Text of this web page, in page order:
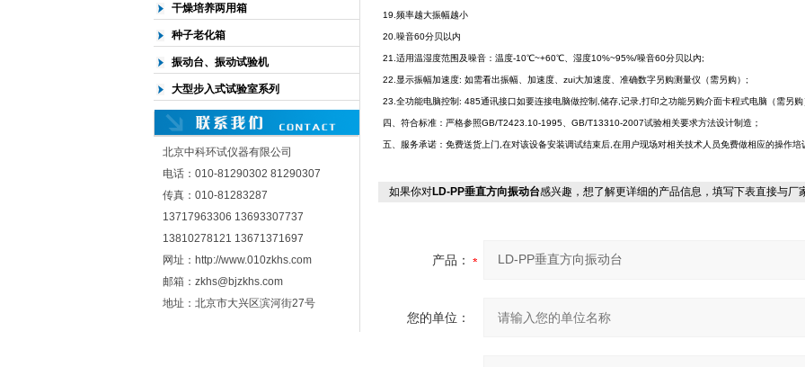
干燥培养两用箱
种子老化箱
振动台、振动试验机
大型步入式试验室系列
北京中科环试仪器有限公司
电话：010-81290302 81290307
传真：010-81283287
13717963306 13693307737
13810278121 13671371697
网址：http://www.010zkhs.com
邮箱：zkhs@bjzkhs.com
地址：北京市大兴区滨河街27号
19.频率越大振幅越小
20.噪音60分贝以内
21.适用温湿度范围及噪音：温度-10℃~+60℃、湿度10%~95%/噪音60分贝以內;
22.显示振幅加速度: 如需看出振幅、加速度、zui大加速度、准确数字另购测量仪（需另购）;
23.全功能电脑控制: 485通讯接口如要连接电脑做控制,储存,记录,打印之功能另购介面卡程式电脑（需另购
四、符合标准：严格参照GB/T2423.10-1995、GB/T13310-2007试验相关要求方法设计制造；
五、服务承诺：免费送货上门,在对该设备安装调试结束后,在用户现场对相关技术人员免费做相应的操作培
如果你对LD-PP垂直方向振动台感兴趣，想了解更详细的产品信息，填写下表直接与厂
产品：
您的单位：